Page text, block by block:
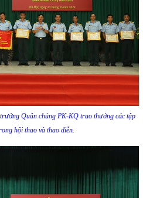
Quân chủng PK-KQ trao thưởng các tập
hội thao và thao diễn.